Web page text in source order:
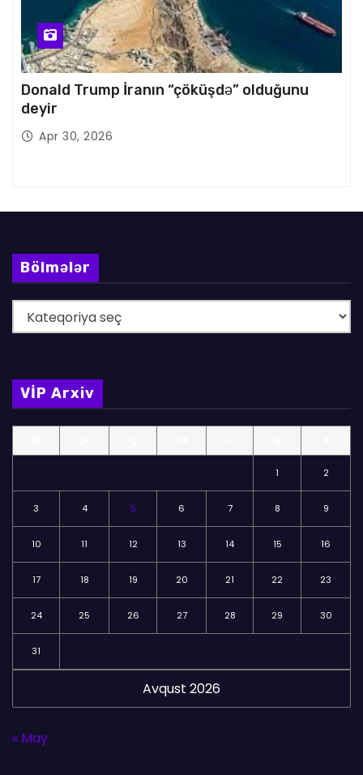
Donald Trump İranın “çöküşdə” olduğunu
deyir
Apr 30, 2026
Bölmələr
ö
m
l
VİP Arxiv
Avqust 2026
1 2
3 4 5 6 7 8 9
10 11 12 13 14 15 16
17 18 19 20 21 22 23
24 25 26 27 28 29 30
31
« May